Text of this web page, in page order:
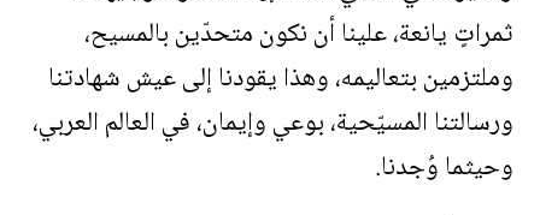
ثمراتٍ يانعة، علينا أن نكون متحدّين بالمسيح،
وملتزمين بتعاليمه، وهذا يقودنا إلى عيش شهادتنا
ورسالتنا المسيّحية، بوعي وإيمان، في العالم العربي،
وحيثما وُجدنا.